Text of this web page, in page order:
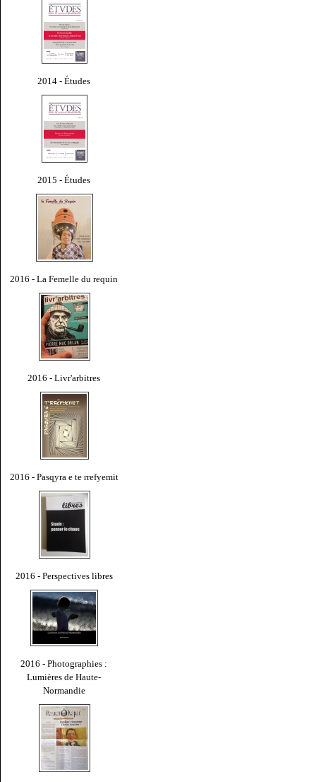
2014 - Études
2015 - Études
2016 - La Femelle du requin
2016 - Livr'arbitres
2016 - Pasqyra e te rrefyemit
2016 - Perspectives libres
2016 - Photographies :
Lumières de Haute-
Normandie